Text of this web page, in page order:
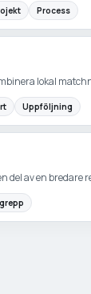
Process
lokal
Uppföljning
del av en